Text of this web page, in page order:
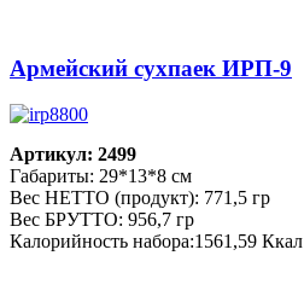
Армейский сухпаек ИРП-9
Артикул: 2499
Габариты: 29*13*8 см
Вес НЕТТО (продукт): 771,5 гр
Вес БРУТТО: 956,7 гр
Калорийность набора:1561,59 Ккал